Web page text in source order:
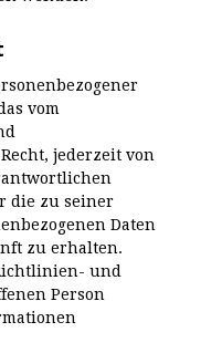
vom
jederzeit von
die zu seiner
Daten
zu erhalten.
und
Person